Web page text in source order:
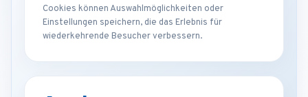
Cookies können Auswahlmöglichkeiten oder
Einstellungen speichern, die das Erlebnis für
wiederkehrende Besucher verbessern.